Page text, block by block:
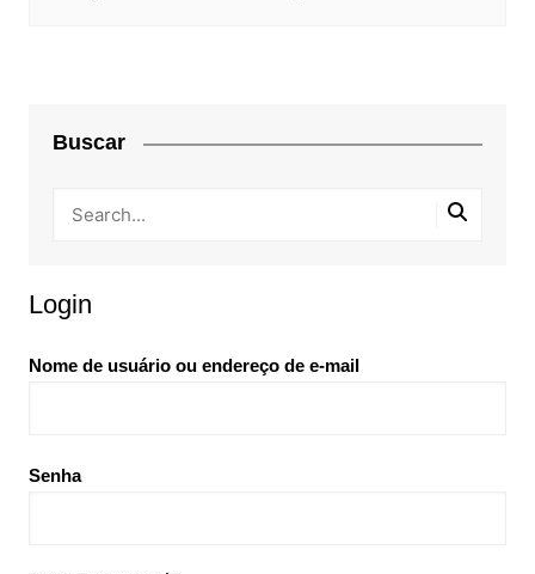
Buscar
Login
Nome de usuário ou endereço de e-mail
Senha